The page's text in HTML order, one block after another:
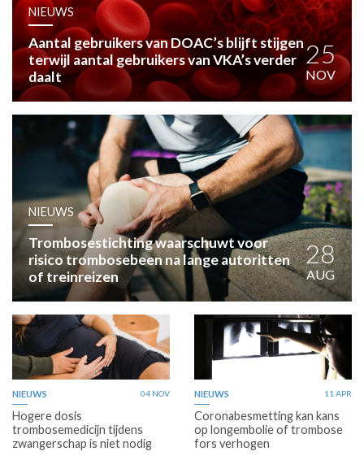
PRAKTIJKZAKEN
TARIEVEN
VPHUISARTSEN
MEDISCHE VAKHANDEL
INLOGGEN
REGISTRATIE
NIEUWS
Aantal gebruikers van DOAC’s blijft stijgen
terwijl aantal gebruikers van VKA’s verder
daalt
25
NOV
NIEUWS
Trombosestichting waarschuwt voor
risico trombosebeen na lange autoritten
of treinreizen
28
AUG
NIEUWS 04 NOV
Hogere dosis
trombosemedicijn tijdens
zwangerschap is niet nodig
NIEUWS 11 APR
Coronabesmetting kan kans
op longembolie of trombose
fors verhogen